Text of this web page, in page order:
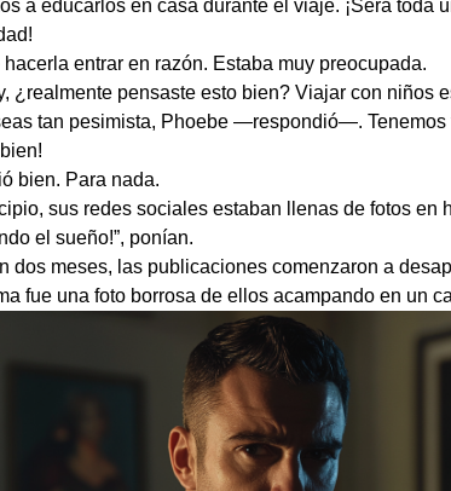
a educarlos en casa durante el viaje. ¡Será toda
hacerla entrar en razón. Estaba muy preocupada.
¿realmente pensaste esto bien? Viajar con niños
tan pesimista, Phoebe —respondió—. Tenemos
bien. Para nada.
sus redes sociales estaban llenas de fotos en
el sueño!”, ponían.
dos meses, las publicaciones comenzaron a
fue una foto borrosa de ellos acampando en un